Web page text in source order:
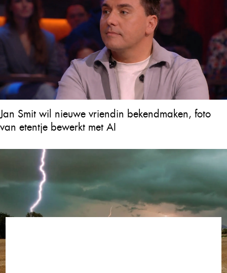
Jan Smit wil nieuwe vriendin bekendmaken, foto
van etentje bewerkt met AI